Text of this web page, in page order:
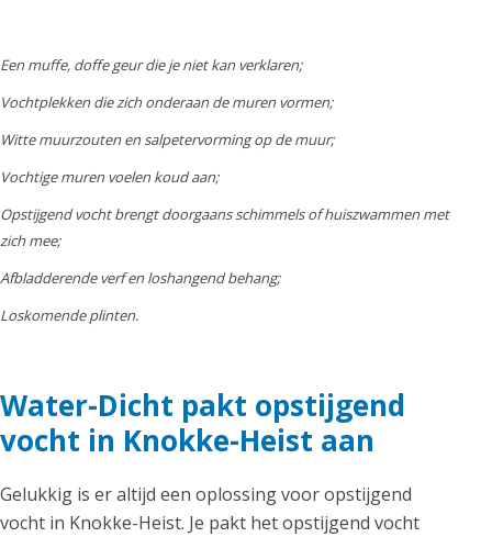
Een muffe, doffe geur die je niet kan verklaren;
Vochtplekken die zich onderaan de muren vormen;
Witte muurzouten en salpetervorming op de muur;
Vochtige muren voelen koud aan;
Opstijgend vocht brengt doorgaans schimmels of huiszwammen met
zich mee;
Afbladderende verf en loshangend behang;
Loskomende plinten.
Water-Dicht pakt opstijgend
vocht in Knokke-Heist aan
Gelukkig is er altijd een oplossing voor opstijgend
vocht in Knokke-Heist. Je pakt het opstijgend vocht